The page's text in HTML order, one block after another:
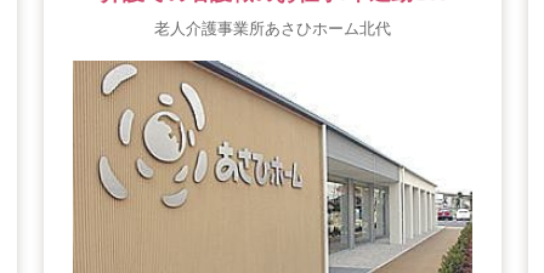
老人介護事業所あさひホーム北代